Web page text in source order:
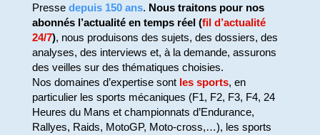
Presse depuis 150 ans. Nous traitons pour nos
abonnés l’actualité en temps réel (fil d’actualité
24/7), nous produisons des sujets, des dossiers, des
analyses, des interviews et, à la demande, assurons
des veilles sur des thématiques choisies.
Nos domaines d’expertise sont les sports, en
particulier les sports mécaniques (F1, F2, F3, F4, 24
Heures du Mans et championnats d’Endurance,
Rallyes, Raids, MotoGP, Moto-cross,…), les sports